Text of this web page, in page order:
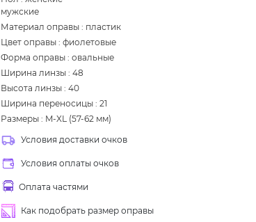
мужские
Материал оправы : пластик
Цвет оправы : фиолетовые
Форма оправы : овальные
Ширина линзы : 48
Высота линзы : 40
Ширина переносицы : 21
Размеры : M-XL (57-62 мм)
Условия доставки очков
Условия оплаты очков
Оплата частями
Как подобрать размер оправы